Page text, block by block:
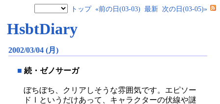
トップ «前の日(03-03) 最新 次の日(03-05)»
HsbtDiary
2002/03/04 (月)
■ 続・ゼノサーガ
ぼちぼち、クリアしそうな雰囲気です。エピソー
ドⅠというだけあって、キャラクターの伏線や謎